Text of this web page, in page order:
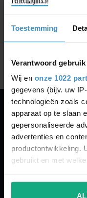
Toestemming
Verantwoord
Wij en onze 1022
gegevens (bijv. uw
technologieën zoals
apparaat op te slaan
gepersonaliseerde
advertenties en
productontwikkeling.
gebruikt en met
Als u het toestaat,
PERFECTLIGHTS
Kruisbeeldsraat 72
9220 Hamme